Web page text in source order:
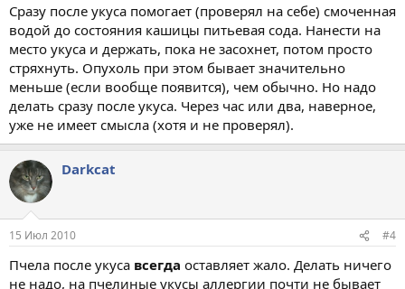
Сразу после укуса помогает (проверял на себе) смоченная
водой до состояния кашицы питьевая сода. Нанести на
место укуса и держать, пока не засохнет, потом просто
стряхнуть. Опухоль при этом бывает значительно
меньше (если вообще появится), чем обычно. Но надо
делать сразу после укуса. Через час или два, наверное,
уже не имеет смысла (хотя и не проверял).
Darkcat
15 Июл 2010 #4
Пчела после укуса всегда оставляет жало. Делать ничего
не надо, на пчелиные укусы аллергии почти не бывает